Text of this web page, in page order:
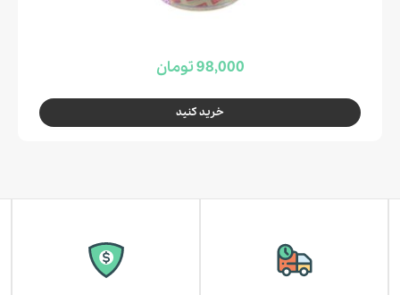
98,000 تومان
خرید کنید